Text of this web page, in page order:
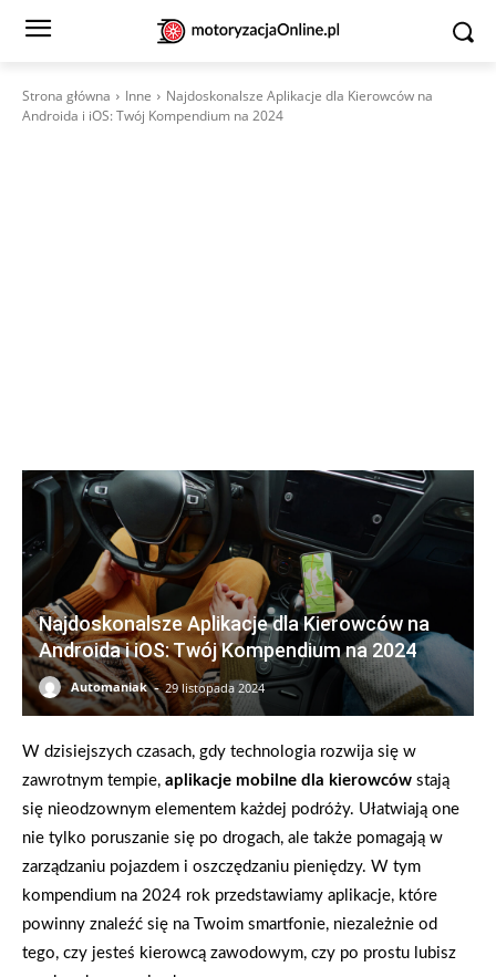
Strona główna Inne
Najdoskonalsze Aplikacje dla Kierowców na
Androida i iOS: Twój Kompendium na 2024
Najdoskonalsze Aplikacje dla Kierowców na
Androida i iOS: Twój Kompendium na 2024
Automaniak - 29 listopada 2024
W dzisiejszych czasach, gdy technologia rozwija się w
zawrotnym tempie, aplikacje mobilne dla kierowców stają
się nieodzownym elementem każdej podróży. Ułatwiają one
nie tylko poruszanie się po drogach, ale także pomagają w
zarządzaniu pojazdem i oszczędzaniu pieniędzy. W tym
kompendium na 2024 rok przedstawiamy aplikacje, które
powinny znaleźć się na Twoim smartfonie, niezależnie od
tego, czy jesteś kierowcą zawodowym, czy po prostu lubisz